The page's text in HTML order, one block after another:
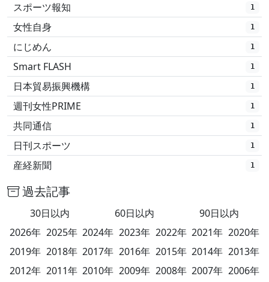
スポーツ報知 1
女性自身 1
にじめん 1
Smart FLASH 1
日本貿易振興機構 1
週刊女性PRIME 1
共同通信 1
日刊スポーツ 1
産経新聞 1
過去記事
30日以内 60日以内
90日以内
2026年 2025年 2024年 2023年 2022年 2021年 2020年
2019年 2018年 2017年 2016年 2015年 2014年 2013年
2012年 2011年 2010年 2009年 2008年 2007年 2006年